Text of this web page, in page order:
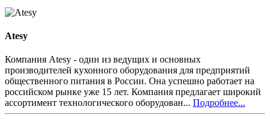
Atesy
Компания Atesy - один из ведущих и основных
производителей кухонного оборудования для предприятий
общественного питания в России. Она успешно работает на
российском рынке уже 15 лет. Компания предлагает широкий
ассортимент технологического оборудован... Подробнее...